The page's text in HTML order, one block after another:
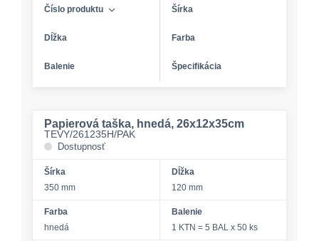
Číslo produktu Šírka
Dĺžka Farba
Balenie Špecifikácia
Papierová taška, hnedá, 26x12x35cm
TEVY/261235H/PAK
Dostupnosť
Šírka
350 mm
Dĺžka
120 mm
Farba
hnedá
Balenie
1 KTN = 5 BAL x 50 ks